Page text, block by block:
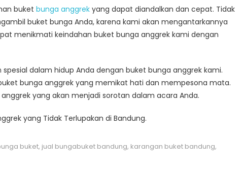
buket bunga anggrek yang dapat diandalkan dan cepat. Tidak
buket bunga Anda, karena kami akan mengantarkannya
menikmati keindahan buket bunga anggrek kami dengan
dalam hidup Anda dengan buket bunga anggrek kami.
bunga anggrek yang memikat hati dan mempesona mata.
yang akan menjadi sorotan dalam acara Anda.
yang Tidak Terlupakan di Bandung.
buket, jual bungabuket bandung, karangan buket bandung,